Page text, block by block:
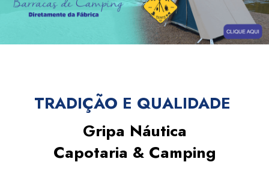
TRADIÇÃO E QUALIDADE
Gripa Náutica
Capotaria & Camping